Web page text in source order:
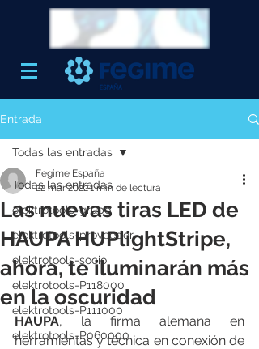
Entrada
Todas las entradas
elektrotools-grupo
elektrotools-proveedor
elektrotools-socio
elektrotools-P118000
elektrotools-P111000
elektrotools-P060000
Todas las entradas
Las nuevas tiras LED de
HAUPA HUPlightStripe,
ahora, te iluminarán más
en la oscuridad
Fegime España
22 mar 20221 min de lectura
HAUPA, la firma alemana en
herramientas y técnica en conexión de